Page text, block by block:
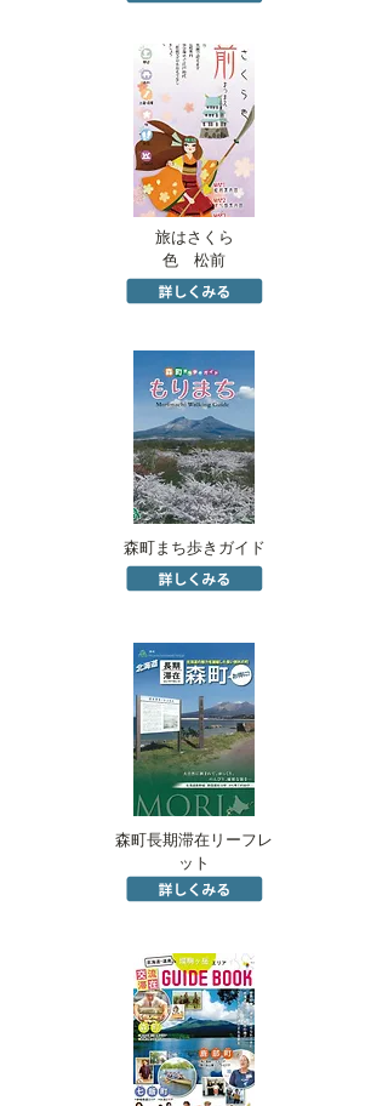
旅はさくら
色 松前
森町まち歩きガイド
森町長期滞在リーフレ
ット